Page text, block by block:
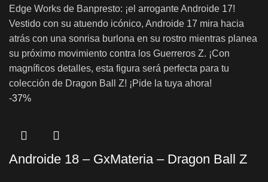
Edge Works de Banpresto: ¡el arrogante Androide 17!
Vestido con su atuendo icónico, Androide 17 mira hacia
atrás con una sonrisa burlona en su rostro mientras planea
su próximo movimiento contra los Guerreros Z. ¡Con
magníficos detalles, esta figura será perfecta para tu
colección de Dragon Ball Z! ¡Pide la tuya ahora!
-37%
Androide 18 – GxMateria – Dragon Ball Z